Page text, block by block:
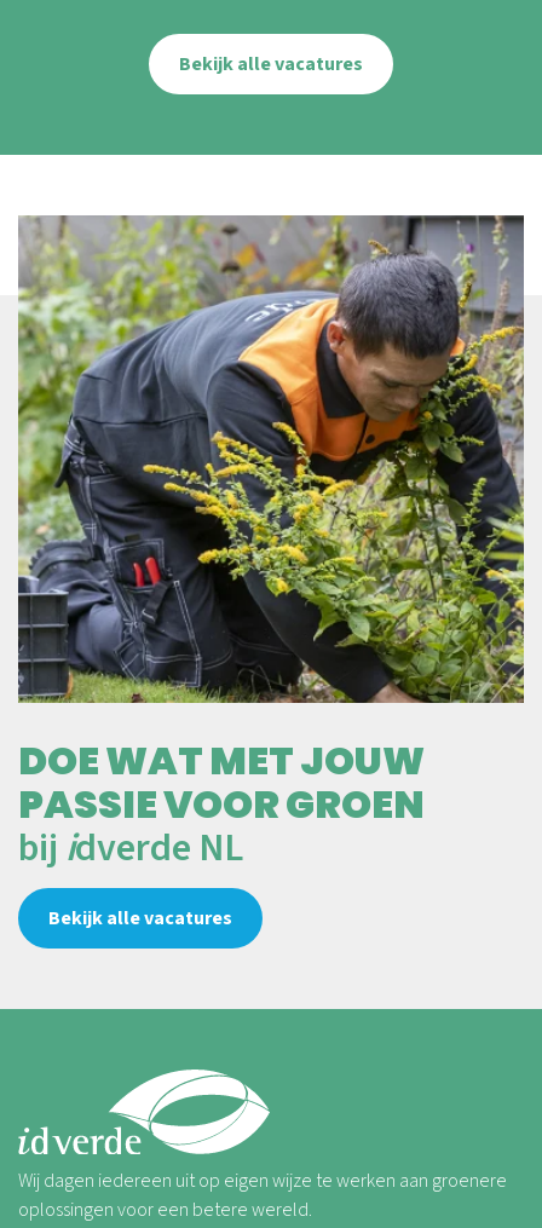
Bekijk alle vacatures
DOE WAT MET JOUW
PASSIE VOOR GROEN
bij idverde NL
Bekijk alle vacatures
Wij dagen iedereen uit op eigen wijze te werken aan groenere
oplossingen voor een betere wereld.